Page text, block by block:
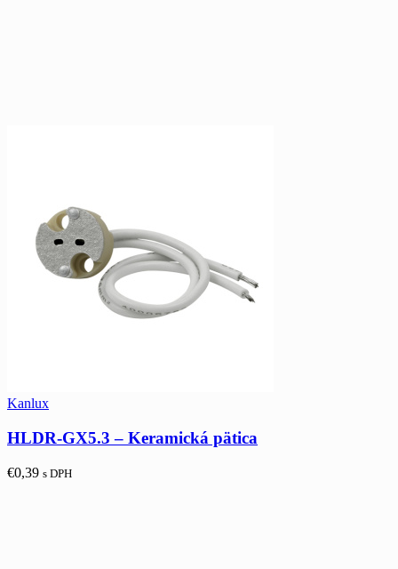
Kanlux
HLDR-GX5.3 – Keramická pätica
€0,39 s DPH